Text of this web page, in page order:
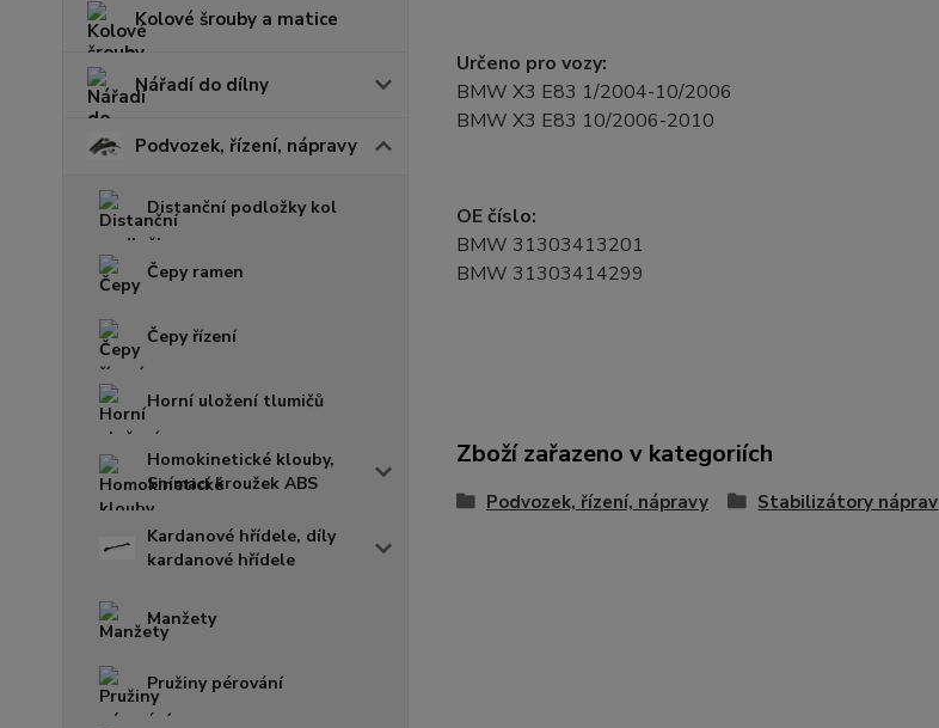
Kolové šrouby a matice
Nářadí do dílny
Podvozek, řízení, nápravy
Distanční podložky kol
Čepy ramen
Čepy řízení
Horní uložení tlumičů
Homokinetické klouby,
Snímací kroužek ABS
Kardanové hřídele, díly
kardanové hřídele
Manžety
Pružiny pérování
Určeno pro vozy:
BMW X3 E83 1/2004-10/2006
BMW X3 E83 10/2006-2010
OE číslo:
BMW 31303413201
BMW 31303414299
Zboží zařazeno v kategoriích
Podvozek, řízení, nápravy Stabilizátory náprav